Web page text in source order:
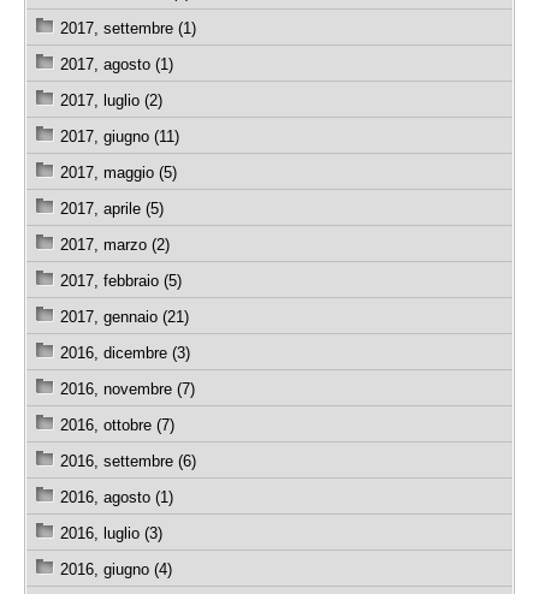
2017, settembre (1)
2017, agosto (1)
2017, luglio (2)
2017, giugno (11)
2017, maggio (5)
2017, aprile (5)
2017, marzo (2)
2017, febbraio (5)
2017, gennaio (21)
2016, dicembre (3)
2016, novembre (7)
2016, ottobre (7)
2016, settembre (6)
2016, agosto (1)
2016, luglio (3)
2016, giugno (4)